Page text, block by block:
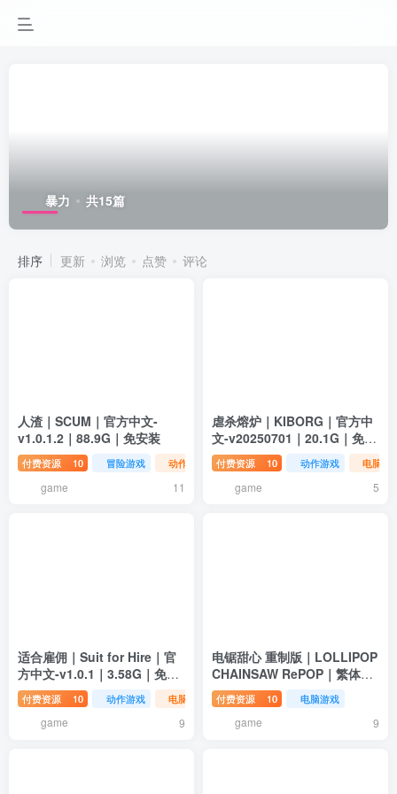
暴力 共15篇
排序 更新 浏览 点赞 评论
人渣｜SCUM｜官方中文-
v1.0.1.2｜88.9G｜免安装
付费资源 10 冒险游戏 动作游戏 电脑游戏
game 11
虐杀熔炉｜KIBORG｜官方中
文-v20250701｜20.1G｜免安
装付费资源 10 动作游戏 电脑游
game 5
适合雇佣｜Suit for Hire｜官
方中文-v1.0.1｜3.58G｜免安
装付费资源 10 动作游戏 电脑游戏
game 9
电锯甜心 重制版｜LOLLIPOP
CHAINSAW RePOP｜繁体中
文-v1.14｜14G｜免安装
付费资源 10 电脑游戏
game 9